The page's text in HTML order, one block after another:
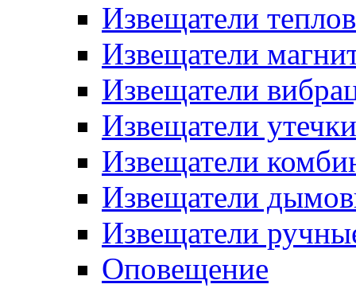
Извещатели
Извещатели
Извещатели
Извещатели утечки
Извещатели
Извещатели
Извещатели
Оповещение